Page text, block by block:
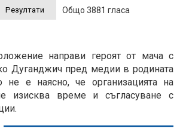
Общо 3881 гласа
направи героят от мача с
Дуганджич пред медии в родината
не е наясно, че организацията на
изисква време и съгласуване с